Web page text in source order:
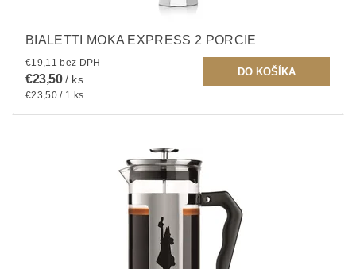
BIALETTI MOKA EXPRESS 2 PORCIE
€19,11 bez DPH
€23,50/ ks
€23,50 / 1 ks